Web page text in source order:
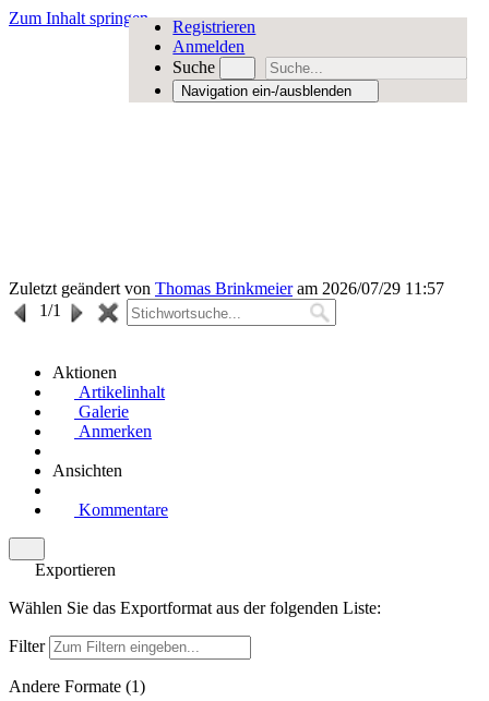
Zum Inhalt springen
Registrieren
Anmelden
Suche
Navigation ein-/ausblenden
Zuletzt geändert von Thomas Brinkmeieram 2026/07/29 11:57
1/1
Aktionen
Artikelinhalt
Galerie
Anmerken
Ansichten
Kommentare
Exportieren
Wählen Sie das Exportformat aus der folgenden Liste:
Filter
Andere Formate (1)